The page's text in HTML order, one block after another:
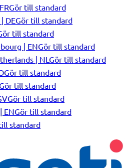
Gör till standard
DEGör till standard
till standard
| ENGör till standard
| NL Gör till standard
Gör till standard
Gör till standard
Gör till standard
ENGör till standard
standard